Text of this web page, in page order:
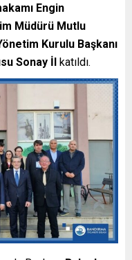
Engin
Müdürü Mutlu
Kurulu Başkanı
Sonay İl katıldı.